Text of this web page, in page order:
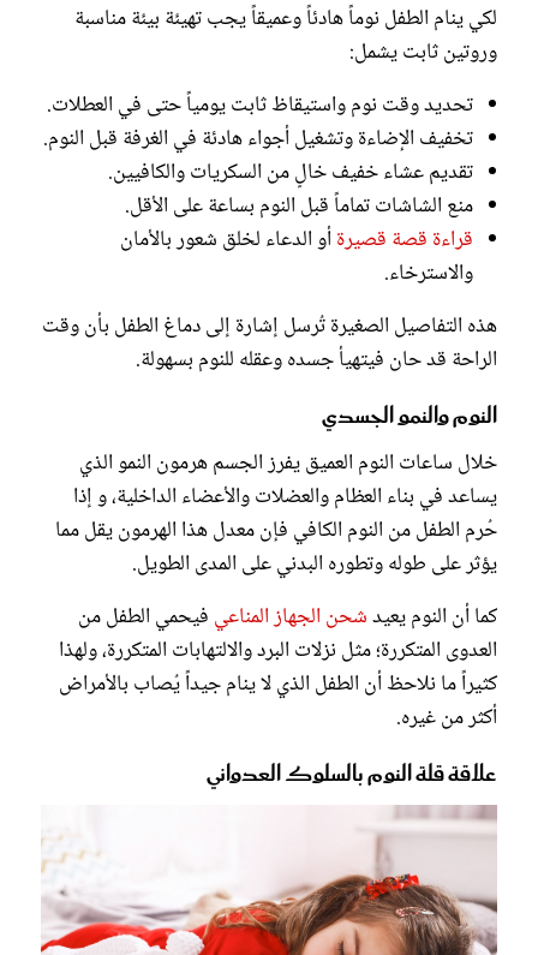
لكي ينام الطفل نوماً هادئاً وعميقاً يجب تهيئة بيئة مناسبة
وروتين ثابت يشمل:
تحديد وقت نوم واستيقاظ ثابت يومياً حتى في العطلات.
تخفيف الإضاءة وتشغيل أجواء هادئة في الغرفة قبل النوم.
تقديم عشاء خفيف خالٍ من السكريات والكافيين.
منع الشاشات تماماً قبل النوم بساعة على الأقل.
قراءة قصة قصيرةأو الدعاء لخلق شعور بالأمان
والاسترخاء.
هذه التفاصيل الصغيرة تُرسل إشارة إلى دماغ الطفل بأن وقت
الراحة قد حان فيتهيأ جسده وعقله للنوم بسهولة.
النوم والنمو الجسدي
خلال ساعات النوم العميق يفرز الجسم هرمون النمو الذي
يساعد في بناء العظام والعضلات والأعضاء الداخلية، و إذا
حُرم الطفل من النوم الكافي فإن معدل هذا الهرمون يقل مما
يؤثر على طوله وتطوره البدني على المدى الطويل.
كما أن النوم يعيدشحن الجهاز المناعي فيحمي الطفل من
العدوى المتكررة؛ مثل نزلات البرد والالتهابات المتكررة، ولهذا
كثيراً ما نلاحظ أن الطفل الذي لا ينام جيداً يُصاب بالأمراض
أكثر من غيره.
علاقة قلة النوم بالسلوك العدواني